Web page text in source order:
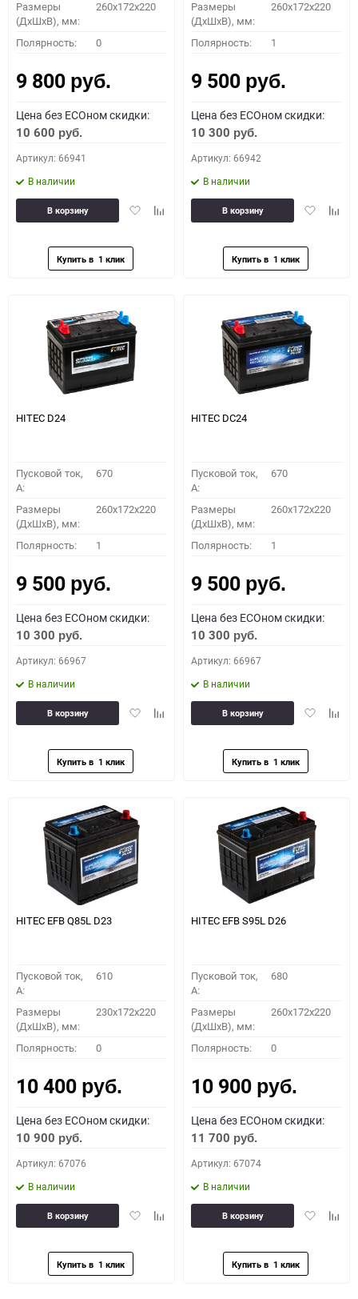
Размеры
(ДхШхВ), мм:
260x172x220
Полярность: 0
9 800 руб.
Цена без ECOном скидки:
10 600 руб.
Артикул: 66941
В наличии
ДобавитьДобавить
В корзину
Размеры
(ДхШхВ), мм:
260x172x220
Полярность: 1
9 500 руб.
Цена без ECOном скидки:
10 300 руб.
Артикул: 66942
В наличии
Добавить
В корзину
HITEC D24
Пусковой ток,
A:
670
Размеры
(ДхШхВ), мм:
260x172x220
Полярность: 1
9 500 руб.
Цена без ECOном скидки:
10 300 руб.
Артикул: 66967
В наличии
ДобавитьДобавить
В корзину
HITEC DС24
Пусковой ток,
A:
670
Размеры
(ДхШхВ), мм:
260x172x220
Полярность: 1
9 500 руб.
Цена без ECOном скидки:
10 300 руб.
Артикул: 66967
В наличии
Добавить
В корзину
HITEC EFB Q85L D23
Пусковой ток,
A:
610
Размеры
(ДхШхВ), мм:
230x172x220
Полярность: 0
10 400 руб.
Цена без ECOном скидки:
10 900 руб.
Артикул: 67076
В наличии
ДобавитьДобавить
В корзину
HITEC EFB S95L D26
Пусковой ток,
A:
680
Размеры
(ДхШхВ), мм:
260x172x220
Полярность: 0
10 900 руб.
Цена без ECOном скидки:
11 700 руб.
Артикул: 67074
В наличии
Добавить
В корзину